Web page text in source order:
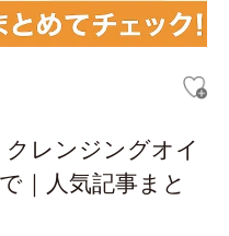
クレンジングオイ
｜人気記事まと